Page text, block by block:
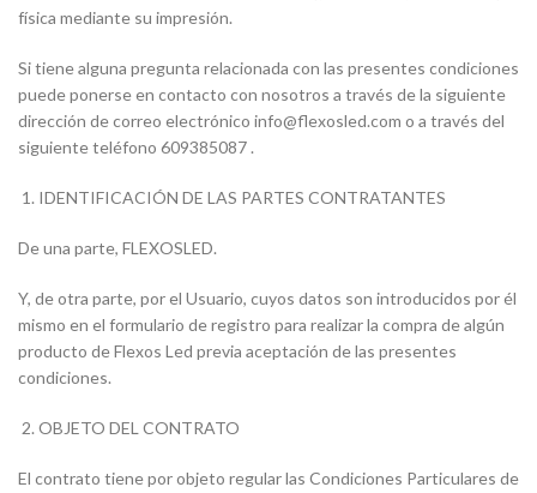
física mediante su impresión.
Si tiene alguna pregunta relacionada con las presentes condiciones
puede ponerse en contacto con nosotros a través de la siguiente
dirección de correo electrónico info@flexosled.com o a través del
siguiente teléfono 609385087 .
IDENTIFICACIÓN DE LAS PARTES CONTRATANTES
De una parte, FLEXOSLED.
Y, de otra parte, por el Usuario, cuyos datos son introducidos por él
mismo en el formulario de registro para realizar la compra de algún
producto de Flexos Led previa aceptación de las presentes
condiciones.
OBJETO DEL CONTRATO
El contrato tiene por objeto regular las Condiciones Particulares de